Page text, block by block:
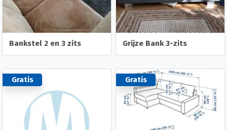
Bankstel 2 en 3 zits Grijze Bank 3-zits
Gratis Gratis